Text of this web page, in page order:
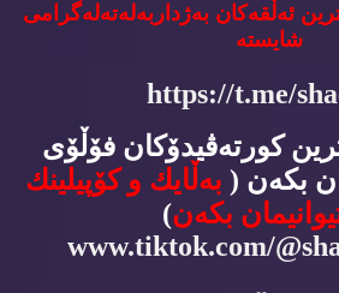
ئه‌ڵقه‌كان به‌ژداربه‌له‌ته‌له‌گرامی
شایسته‌
https://t.me/
كورته‌ڤیدۆكان فۆڵۆی
بكه‌ن ( به‌ڵایك و كۆپیلینك
بكه‌ن)
www.tiktok.com/